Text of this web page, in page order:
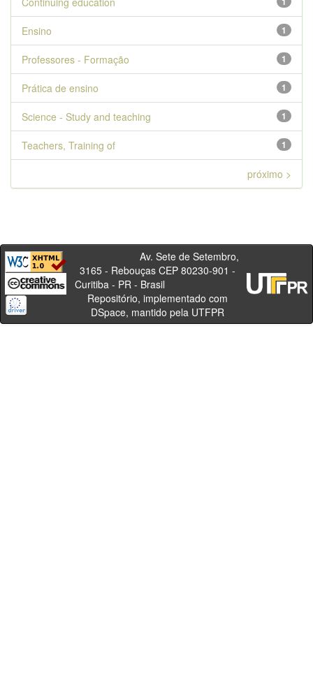
1
Ensino
1
Professores - Formação
1
Prática de ensino
1
Science - Study and teaching
1
Teachers, Training of
próximo >
Av. Sete de Setembro,
3165 - Rebouças CEP 80230-901 -
Curitiba - PR - Brasil
Repositório, implementado com
DSpace, mantido pela UTFPR